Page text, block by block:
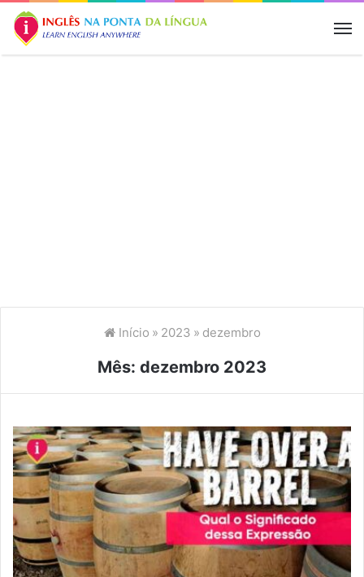
Início » 2023 » dezembro
Mês: dezembro 2023